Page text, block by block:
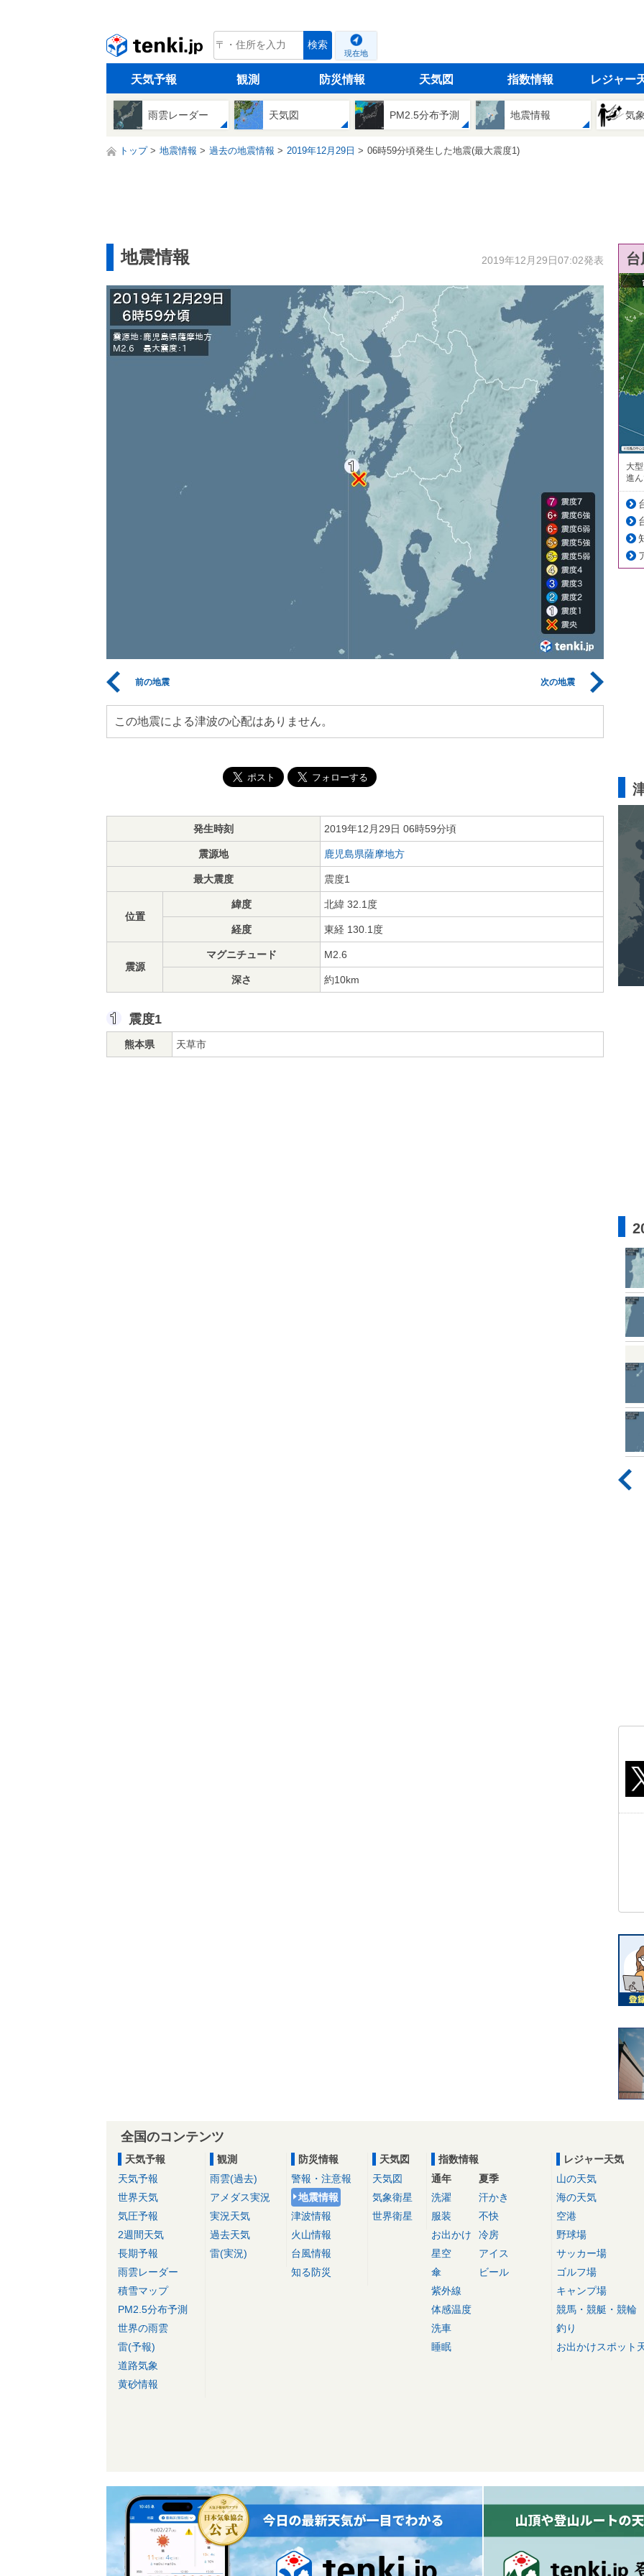
tenki.jp 検索
現在地
天気予報 観測 防災情報 天気図 指数情報 レジャー
雨雲レーダー 天気図 PM2.5分布予測 地震情報 気
トップ 地震情報 過去の地震情報 2019年12月29日 06時59分頃発生した地震(最大震度1)
地震情報 2019年12月29日07:02発表
前の地震 次の地震
この地震による津波の心配はありません。
発生時刻 2019年12月29日 06時59分頃
震源地 鹿児島県薩摩地方
最大震度 震度1
位置
緯度 北緯 32.1度
経度 東経 130.1度
震源
マグニチュード M2.6
深さ 約10km
震度1
熊本県 天草市
大
進
全国のコンテンツ
天気予報
天気予報
世界天気
気圧予報
2週間天気
長期予報
雨雲レーダー
積雪マップ
PM2.5分布予測
世界の雨雲
雷(予報)
道路気象
黄砂情報
観測
雨雲(過去)
アメダス実況
実況天気
過去天気
雷(実況)
防災情報
警報・注意報
地震情報
津波情報
火山情報
台風情報
知る防災
天気図
天気図
気象衛星
世界衛星
指数情報
通年
洗濯
服装
お出かけ
星空
傘
紫外線
体感温度
洗車
睡眠
夏季
汗かき
不快
冷房
アイス
ビール
レジャー天気
山の天気
海の天気
空港
野球場
サッカー場
ゴルフ場
キャンプ場
競馬・競艇・競輪
釣り
お出かけスポット